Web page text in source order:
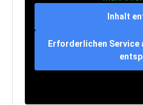
Inhalt
Erforderlichen Service